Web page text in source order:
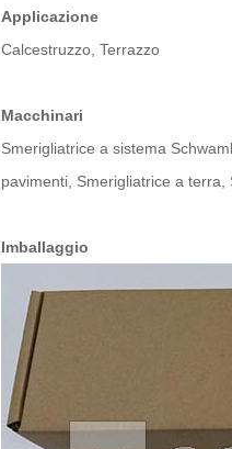
Applicazione
Calcestruzzo, Terrazzo
Macchinari
Smerigliatrice a sistema
pavimenti, Smerigliatrice a
Imballaggio